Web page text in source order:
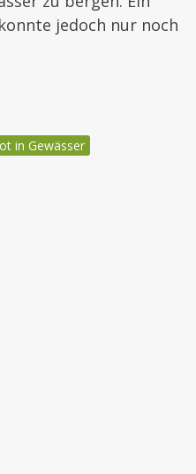
jedoch nur noch
in Gewässer